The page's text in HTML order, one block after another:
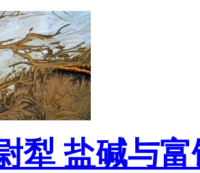
犁 盐碱与